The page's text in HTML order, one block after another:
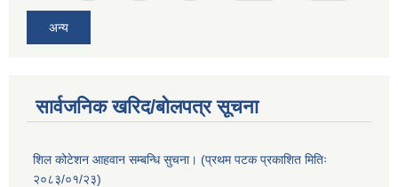
अन्य
सार्वजनिक खरिद/बोलपत्र सूचना
शिल कोटेशन आहवान सम्बन्धि सुचना। (प्रथम पटक प्रकाशित मितिः
२०८३/०१/२३)